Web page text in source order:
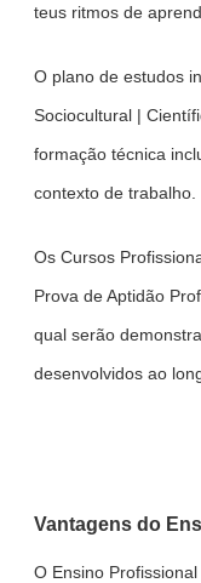
teus ritmos de
O plano de estudos
Sociocultural |
formação técnica
contexto de trabalho.
Os Cursos
Prova de Aptidão
qual serão
desenvolvidos ao
Vantagens do
O Ensino